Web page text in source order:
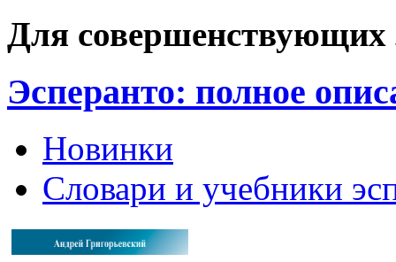
Для совершенствующих
Эсперанто: полное
Новинки
Словари и учебники